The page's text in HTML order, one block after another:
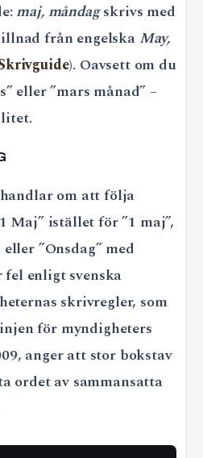
maj, måndagskrivs med
från engelska May,
). Oavsett om du
eller ”mars månad” –
om att följa
Maj” istället för ”1 maj”,
”Onsdag” med
fel enligt svenska
skrivregler, som
för myndigheters
anger att stor bokstav
ordet av sammansatta